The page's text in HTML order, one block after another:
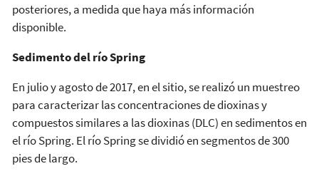
posteriores, a medida que haya más información
disponible.
Sedimento del río Spring
En julio y agosto de 2017, en el sitio, se realizó un muestreo
para caracterizar las concentraciones de dioxinas y
compuestos similares a las dioxinas (DLC) en sedimentos en
el río Spring. El río Spring se dividió en segmentos de 300
pies de largo.